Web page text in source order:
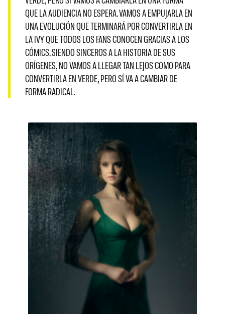
QUE LA AUDIENCIA NO ESPERA. VAMOS A EMPUJARLA EN
UNA EVOLUCIÓN QUE TERMINARÁ POR CONVERTIRLA EN
LA IVY QUE TODOS LOS FANS CONOCEN GRACIAS A LOS
CÓMICS. SIENDO SINCEROS A LA HISTORIA DE SUS
ORÍGENES, NO VAMOS A LLEGAR TAN LEJOS COMO PARA
CONVERTIRLA EN VERDE, PERO SÍ VA A CAMBIAR DE
FORMA RADICAL.